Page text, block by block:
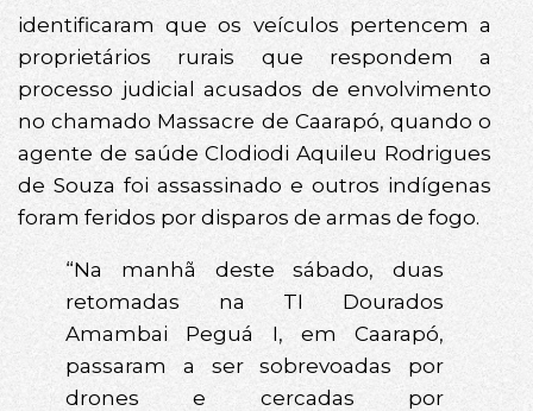
identificaram que os veículos pertencem a
proprietários rurais que respondem a
processo judicial acusados de envolvimento
no chamado Massacre de Caarapó, quando o
agente de saúde Clodiodi Aquileu Rodrigues
de Souza foi assassinado e outros indígenas
foram feridos por disparos de armas de fogo.
“Na manhã deste sábado, duas
retomadas na TI Dourados
Amambai Peguá I, em Caarapó,
passaram a ser sobrevoadas por
drones e cercadas por